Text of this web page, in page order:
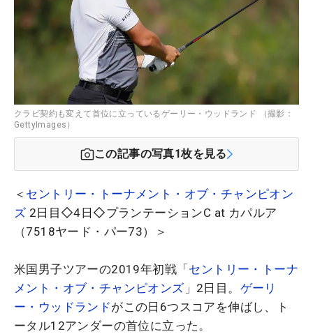
クラビ契約も変えて首位に立っているゲーリー・ウッドランド （撮影：
GettyImages）
この記事の写真1枚を見る
＜ セントリー・トーナメント・オブ・チャンピオン
ズ 2日目◇4日◇プランテーションC at カパルア
（7518ヤード・パー73）＞
米国男子ツアーの2019年初戦「 セントリー・トーナ
メント・オブ・チャンピオンズ 」2日目。 ゲーリ
ー・ウッドランドがこの日6つスコアを伸ばし、ト
ータル12アンダーの首位に立った。